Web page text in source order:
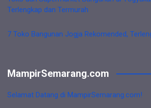
Terlengkap dan Termurah
7 Toko Bangunan Jogja Rekomended,
MampirSemarang.com
Selamat Datang di MampirSemarang.com!